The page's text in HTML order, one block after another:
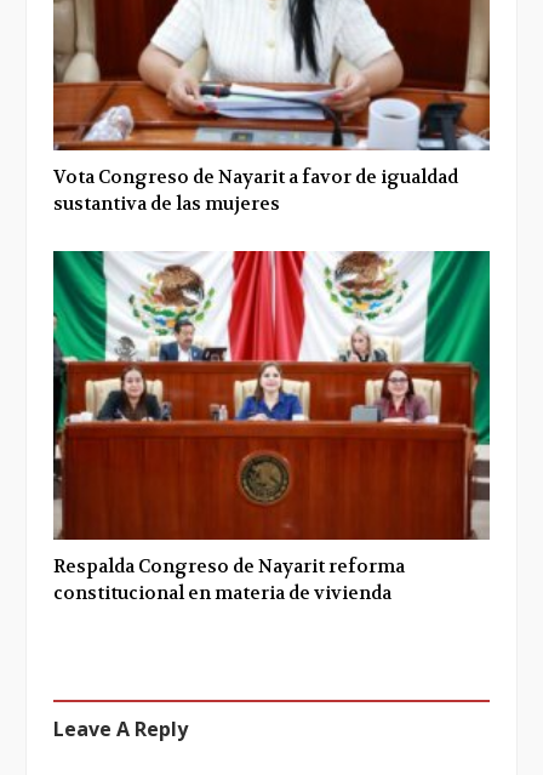
Vota Congreso de Nayarit a favor de igualdad
sustantiva de las mujeres
Respalda Congreso de Nayarit reforma
constitucional en materia de vivienda
Leave A Reply